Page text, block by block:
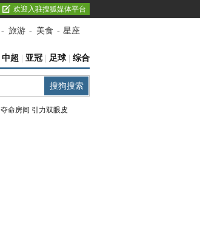
欢迎入驻搜狐媒体平台
- 旅游 - 美食 - 星座
中超 亚冠 足球 综合
夺命房间 引力双眼皮